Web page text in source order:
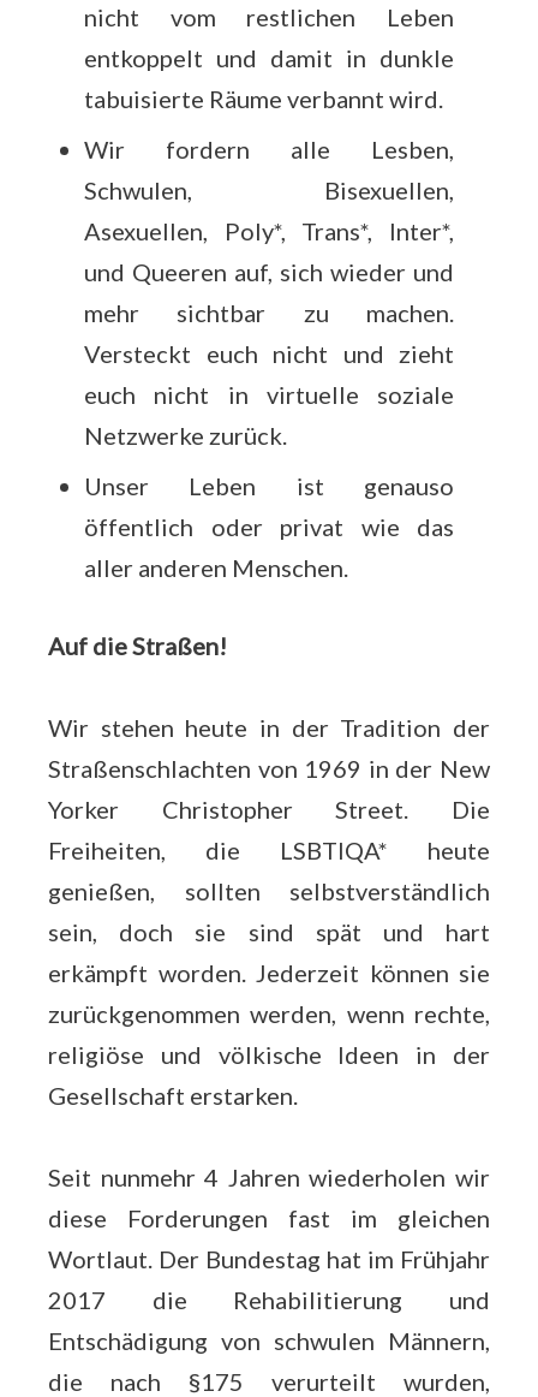
nicht vom restlichen Leben
entkoppelt und damit in dunkle
tabuisierte Räume verbannt wird.
Wir fordern alle Lesben,
Schwulen, Bisexuellen,
Asexuellen, Poly*, Trans*, Inter*,
und Queeren auf, sich wieder und
mehr sichtbar zu machen.
Versteckt euch nicht und zieht
euch nicht in virtuelle soziale
Netzwerke zurück.
Unser Leben ist genauso
öffentlich oder privat wie das
aller anderen Menschen.
Auf die Straßen!
Wir stehen heute in der Tradition der
Straßenschlachten von 1969 in der New
Yorker Christopher Street. Die
Freiheiten, die LSBTIQA* heute
genießen, sollten selbstverständlich
sein, doch sie sind spät und hart
erkämpft worden. Jederzeit können sie
zurückgenommen werden, wenn rechte,
religiöse und völkische Ideen in der
Gesellschaft erstarken.
Seit nunmehr 4 Jahren wiederholen wir
diese Forderungen fast im gleichen
Wortlaut. Der Bundestag hat im Frühjahr
2017 die Rehabilitierung und
Entschädigung von schwulen Männern,
die nach §175 verurteilt wurden,